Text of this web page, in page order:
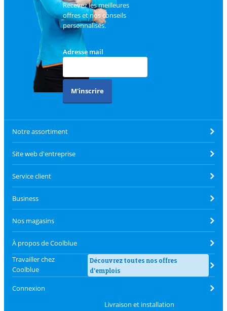
Recevez les meilleures
offres et nos conseils
personnalisés.
Adresse mail
M'inscrire
Notre assortiment
Site web d'entreprise
Service client
Business
Nos magasins
À propos de Coolblue
Travailler chez
Coolblue
Découvrez toutes nos offres
d'emplois
Connexion
Livraison et installation